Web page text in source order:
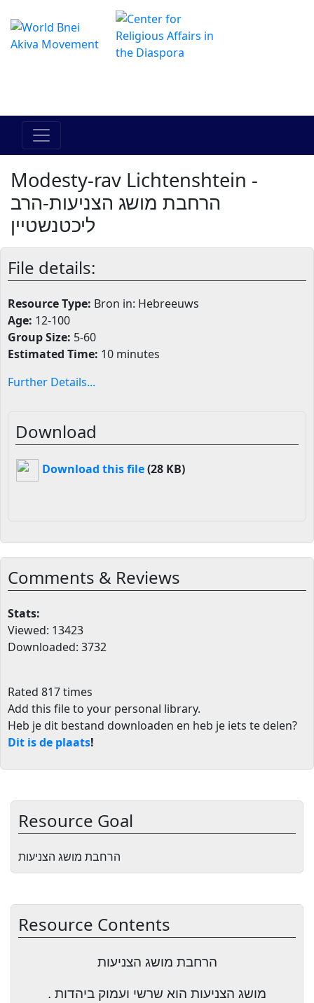
Modesty-rav Lichtenshtein -
הרחבת מושג הצניעות-הרב
ליכטנשטיין
File details:
Resource Type: Bron in: Hebreeuws
Age: 12-100
Group Size: 5-60
Estimated Time: 10 minutes
Further Details...
Download
Download this file(28 KB)
Comments & Reviews
Stats:
Viewed: 13423
Downloaded: 3732
Rated 817 times
Add this file to your personal library.
Heb je dit bestand downloaden en heb je iets te delen?
Dit is de plaats!
Resource Goal
הרחבת מושג הצניעות
Resource Contents
הרחבת מושג הצניעות
מושג הצניעות הוא שרשי ועמוק ביהדות .